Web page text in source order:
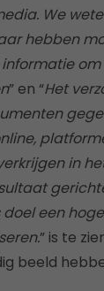
We
hebben
om
” en “Het
in
een
” is te
beeld